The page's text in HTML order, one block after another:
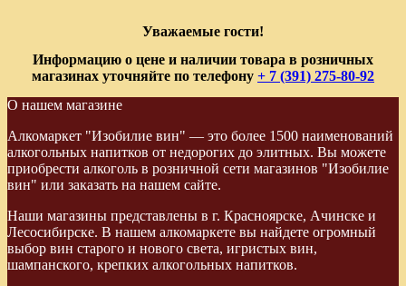
Уважаемые гости!
Информацию о цене и наличии товара в розничных
магазинах уточняйте по телефону + 7 (391) 275-80-92
О нашем магазине
Алкомаркет "Изобилие вин" — это более 1500 наименований
алкогольных напитков от недорогих до элитных. Вы можете
приобрести алкоголь в розничной сети магазинов "Изобилие
вин" или заказать на нашем сайте.
Наши магазины представлены в г. Красноярске, Ачинске и
Лесосибирске. В нашем алкомаркете вы найдете огромный
выбор вин старого и нового света, игристых вин,
шампанского, крепких алкогольных напитков.